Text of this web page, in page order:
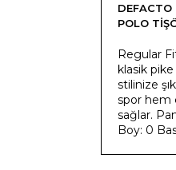
DEFACTO
POLO
Regular
klasik
stilinize
spor hem
sağlar.
Boy: 0